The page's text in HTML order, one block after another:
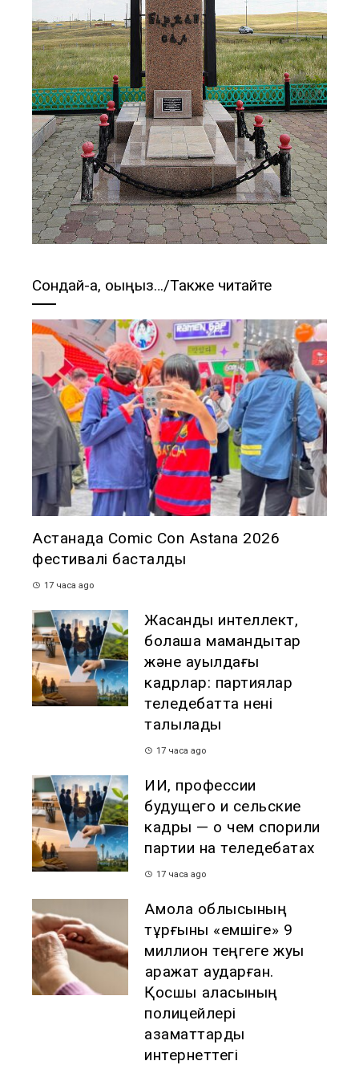
Сондай-ақ, оқыңыз…/Также читайте
Астанада Comic Con Astana 2026
фестивалі басталды
17 часа ago
Жасанды интеллект,
болашақ мамандықтар
және ауылдағы
кадрлар: партиялар
теледебатта нені
талқылады
17 часа ago
ИИ, профессии
будущего и сельские
кадры — о чем спорили
партии на теледебатах
17 часа ago
Ақмола облысының
тұрғыны «емшіге» 9
миллион теңгеге жуық
қаражат аударған.
Қосшы қаласының
полицейлері
азаматтарды
интернеттегі